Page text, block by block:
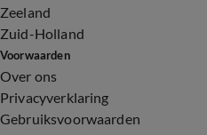
Zeeland
Zuid-Holland
Voorwaarden
Over ons
Privacyverklaring
Gebruiksvoorwaarden